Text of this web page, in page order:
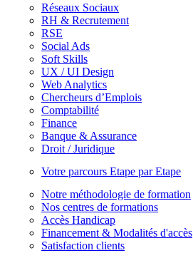
Réseaux Sociaux
RH & Recrutement
RSE
Social Ads
Soft Skills
UX / UI Design
Web Analytics
Chercheurs d’Emplois
Comptabilité
Finance
Banque & Assurance
Droit / Juridique
Votre parcours Etape par Etape
Notre méthodologie de formation
Nos centres de formations
Accès Handicap
Financement & Modalités d'accès
Satisfaction clients